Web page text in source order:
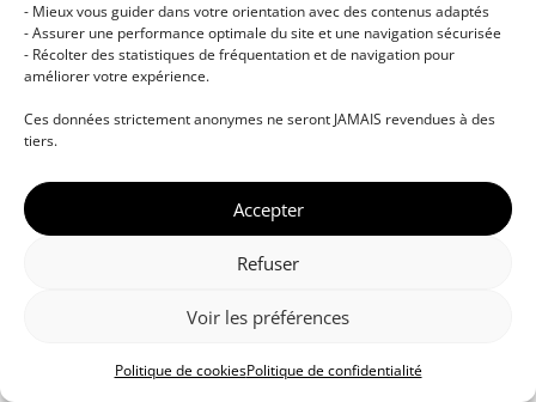
- Mieux vous guider dans votre orientation avec des contenus adaptés
- Assurer une performance optimale du site et une navigation sécurisée
- Récolter des statistiques de fréquentation et de navigation pour
améliorer votre expérience.
Ces données strictement anonymes ne seront JAMAIS revendues à des
tiers.
Accepter
Refuser
Voir les préférences
Politique de cookiesPolitique de confidentialité
musicale • Certifications professionnelles • Paris •